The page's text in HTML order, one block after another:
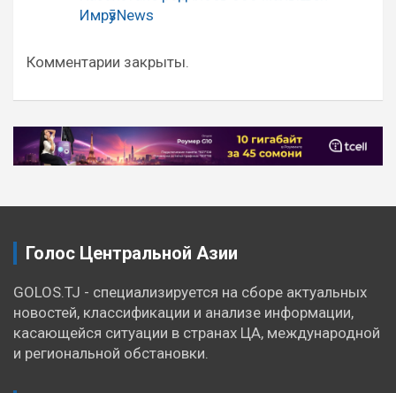
ИмрӯзNews
Комментарии закрыты.
Голос Центральной Азии
GOLOS.TJ - специализируется на сборе актуальных
новостей, классификации и анализе информации,
касающейся ситуации в странах ЦА, международной
и региональной обстановки.